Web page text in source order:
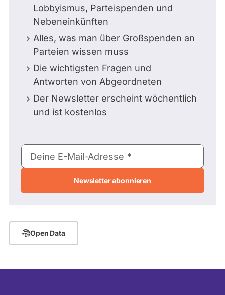
Lobbyismus, Parteispenden und
Nebeneinkünften
Alles, was man über Großspenden an
Parteien wissen muss
Die wichtigsten Fragen und
Antworten von Abgeordneten
Der Newsletter erscheint wöchentlich
und ist kostenlos
E-
Mail-
Deine E-Mail-Adresse
Open Data